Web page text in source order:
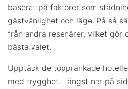
baserat på faktorer som
gästvänlighet och läge. På så
från andra resenärer, vilket gör
bästa valet.
Upptäck de topprankade
med trygghet. Längst ner på